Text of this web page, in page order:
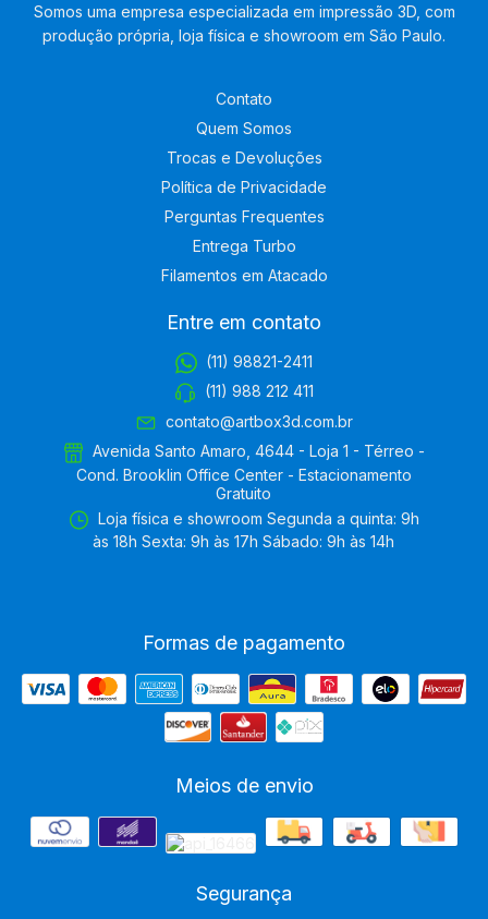
Somos uma empresa especializada em impressão 3D, com
produção própria, loja física e showroom em São Paulo.
Contato
Quem Somos
Trocas e Devoluções
Política de Privacidade
Perguntas Frequentes
Entrega Turbo
Filamentos em Atacado
Entre em contato
(11) 98821-2411
(11) 988 212 411
contato@artbox3d.com.br
Avenida Santo Amaro, 4644 - Loja 1 - Térreo -
Cond. Brooklin Office Center - Estacionamento
Gratuito
Loja física e showroom Segunda a quinta: 9h
às 18h Sexta: 9h às 17h Sábado: 9h às 14h
Formas de pagamento
Meios de envio
Segurança